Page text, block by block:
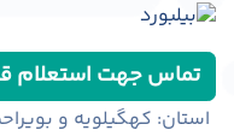
تماس جهت استعلام
استان: کهگیلویه و